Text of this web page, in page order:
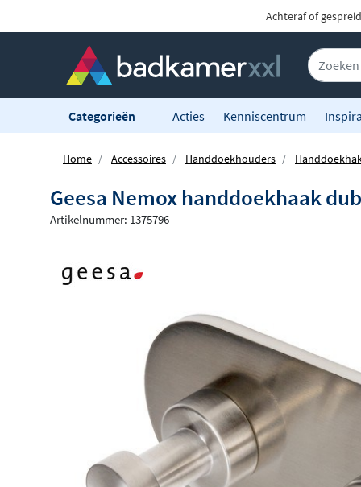
Achteraf of
Categorieën Acties Kenniscentrum
Home Accessoires Handdoekhouders
Geesa Nemox handdoekhaak
Artikelnummer: 1375796